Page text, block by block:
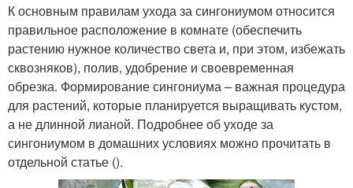
К основным правилам ухода за сингониумом относится
правильное расположение в комнате (обеспечить
растению нужное количество света и, при этом, избежать
сквозняков), полив, удобрение и своевременная
обрезка. Формирование сингониума – важная процедура
для растений, которые планируется выращивать кустом,
а не длинной лианой. Подробнее об уходе за
сингониумом в домашних условиях можно прочитать в
отдельной статье ().